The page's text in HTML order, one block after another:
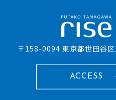
〒158-0094 東京都世田谷
ACCESS